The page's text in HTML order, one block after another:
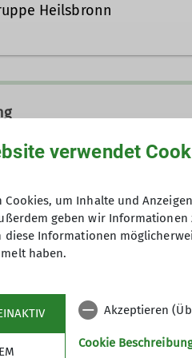
Heilsbronn
im Toten Gebirge, in
und Waldsteingebirge
2019) 78 Mitglieder,
trifft sich jeweils
Schneider unter der
verwendet
Cookies, um Inhalte und
geben wir
diese Informationen
haben.
Akzeptieren
Cookie